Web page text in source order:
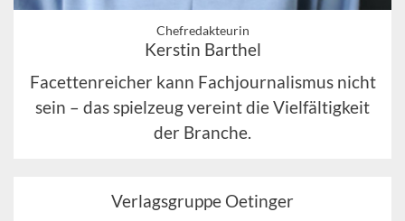
Chefredakteurin
Kerstin Barthel
Facettenreicher kann Fachjournalismus nicht
sein – das spielzeug vereint die Vielfältigkeit
der Branche.
Verlagsgruppe Oetinger